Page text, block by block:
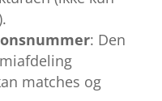
: Den
matches og